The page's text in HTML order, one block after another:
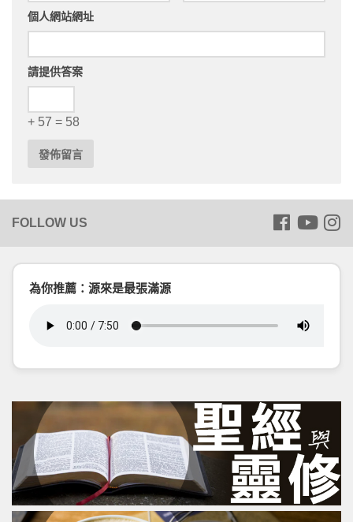
個人網站網址
請提供答案
+ 57 = 58
為你推薦：源來是最張滿源